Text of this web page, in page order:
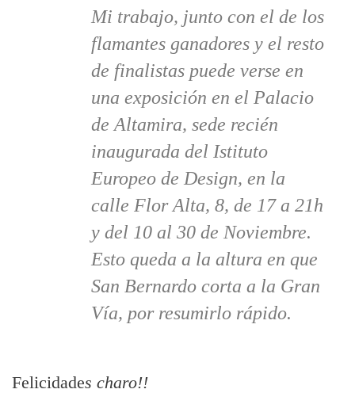
Mi trabajo, junto con el de los
flamantes ganadores y el resto
de finalistas puede verse en
una exposición en el Palacio
de Altamira, sede recién
inaugurada del Istituto
Europeo de Design, en la
calle Flor Alta, 8, de 17 a 21h
y del 10 al 30 de Noviembre.
Esto queda a la altura en que
San Bernardo corta a la Gran
Vía, por resumirlo rápido.
Felicidades charo!!